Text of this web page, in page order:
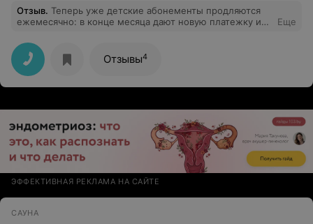
Отзыв. Теперь уже детские абонементы продляются
ежемесячно: в конце месяца дают новую платежку и
через интернет нет. А вот детские преподаватели
нормальные, учать плавать, а не плескаться в воде,
разными стилями.
Еще
Отзывы4
ЭФФЕКТИВНАЯ РЕКЛАМА НА САЙТЕ
САУНА